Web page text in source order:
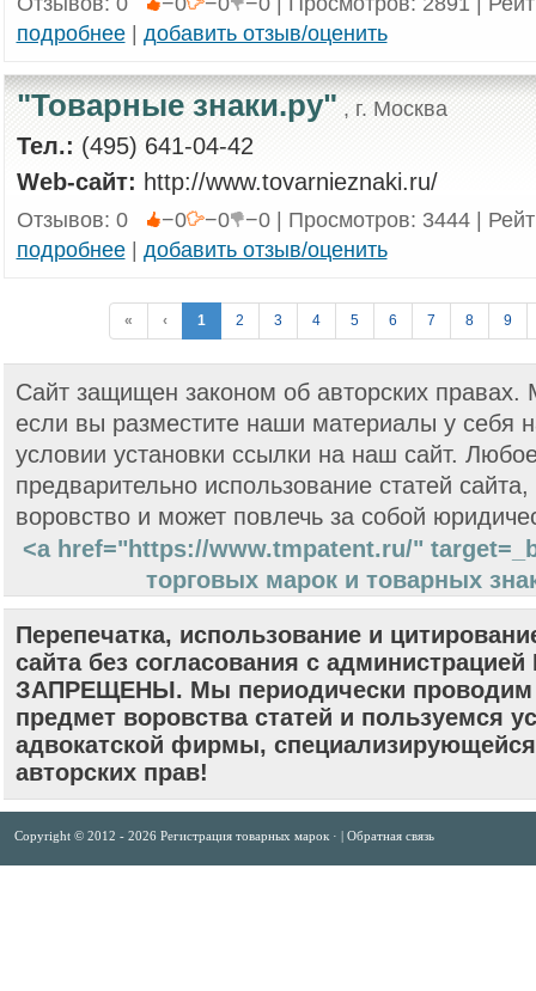
подробнее| добавить отзыв/оценить
"Товарные знаки.ру" , г. Москва
Тел.: (495) 641-04-42
Web-сайт: http://www.tovarnieznaki.ru/
Отзывов: 0 −0 −0
−0 | Просмотров: 3444 |
подробнее| добавить отзыв/оценить
« ‹ 1 2 3 4 5 6 7 8 9
Сайт защищен законом об авторских
если вы разместите наши материалы у себя
условии установки ссылки на наш сайт.
предварительно использование статей сайта,
воровство и может повлечь за собой
<a href="https://www.tmpatent.ru/"
торговых марок и товарных
Перепечатка, использование и
сайта без согласования с
ЗАПРЕЩЕНЫ. Мы периодически проводим
предмет воровства статей и пользуемся
адвокатской фирмы,
авторских прав!
Copyright © 2012 - 2026 Регистрация товарных марок · | Обратная связь